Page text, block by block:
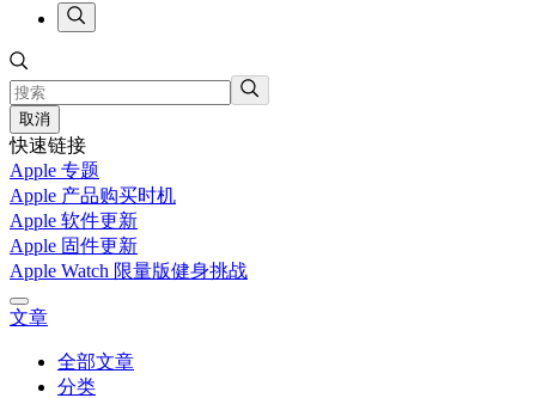
取消
快速链接
Apple 专题
Apple 产品购买时机
Apple 软件更新
Apple 固件更新
Apple Watch 限量版健身挑战
文章
全部文章
分类